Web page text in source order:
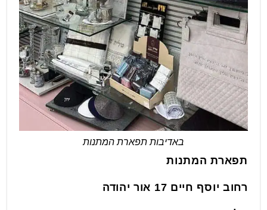
באדיבות תפארת המתנות
תפארת המתנות
רחוב יוסף חיים 17 אור יהודה